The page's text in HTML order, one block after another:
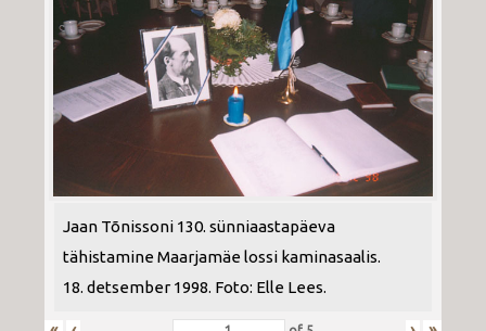
Jaan Tõnissoni 130. sünniaastapäeva
tähistamine Maarjamäe lossi kaminasaalis.
18. detsember 1998. Foto: Elle Lees.